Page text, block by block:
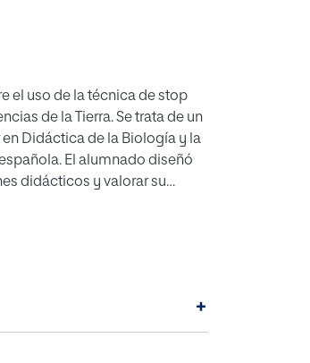
el uso de la técnica de stop
de la Tierra. Se trata de un
Didáctica de la Biología y la
El alumnado diseñó
didácticos y valorar su
alta motivación, una intensa
y su traducción
un elevado potencial para
apuntan al
didáctica en la formación
+